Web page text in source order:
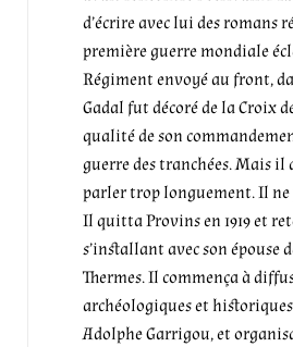
d’écrire avec lui des
première guerre mondiale
Régiment envoyé au front,
Gadal fut décoré de la Croix
qualité de son
guerre des tranchées. Mais il
parler trop longuement. Il
Il quitta Provins en 1919 et
s’installant avec son épouse
Thermes. Il commença à
archéologiques et
Adolphe Garrigou, et